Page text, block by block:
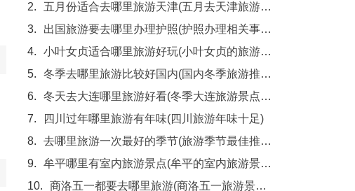
2.
五月份适合去哪里旅游天津(五月去天津旅游最佳地点推荐)
3.
出国旅游要去哪里办理护照(护照办理相关事宜)
4.
小叶女贞适合哪里旅游好玩(小叶女贞的旅游胜地推荐)
5.
冬季去哪里旅游比较好国内(国内冬季旅游推荐)
6.
冬天去大连哪里旅游好看(冬季大连旅游景点推荐)
7.
四川过年哪里旅游有年味(四川旅游年味十足)
8.
去哪里旅游一次最好的季节(旅游季节最佳推荐)
9.
牟平哪里有室内旅游景点(牟平的室内旅游景点推荐)
10.
商洛五一都要去哪里旅游(商洛五一旅游景点推荐)